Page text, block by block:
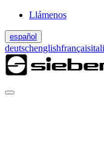
Llámenos
español
deutschenglishfrançais